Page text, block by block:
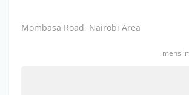
Mombasa Road, Nairobi Area